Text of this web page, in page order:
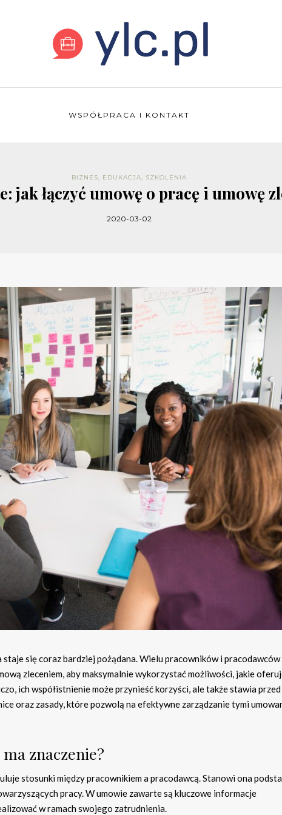
WSPÓŁPRACA I KONTAKT
BIZNES, EDUKACJA, SZKOLENIA
jak łączyć umowę o pracę i umowę
2020-03-02
się coraz bardziej pożądana. Wielu pracowników i pracodawców
zleceniem, aby maksymalnie wykorzystać możliwości, jakie
ich współistnienie może przynieść korzyści, ale także stawia przed
oraz zasady, które pozwolą na efektywne zarządzanie tymi
znaczenie?
stosunki między pracownikiem a pracodawcą. Stanowi ona
pracy. W umowie zawarte są kluczowe informacje
w ramach swojego zatrudnienia.